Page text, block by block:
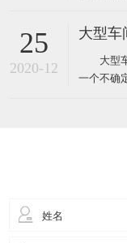
等，那环
的普通空
主我们
型的空调
25
2020-12
大型车
大型车
一个不确
调呢！其